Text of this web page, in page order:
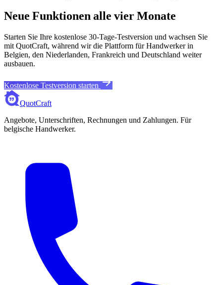
Neue Funktionen alle vier Monate
Starten Sie Ihre kostenlose 30-Tage-Testversion und wachsen Sie
mit QuotCraft, während wir die Plattform für Handwerker in
Belgien, den Niederlanden, Frankreich und Deutschland weiter
ausbauen.
Kostenlose Testversion starten
QuotCraft
Angebote, Unterschriften, Rechnungen und Zahlungen. Für
belgische Handwerker.